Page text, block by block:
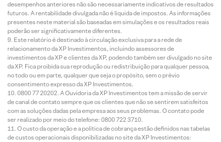
desempenhos anteriores não são necessariamente indicativos de resultados
futuros. A rentabilidade divulgada não é líquida de impostos. As informações
presentes neste material são baseadas em simulações e os resultados reais
poderão ser significativamente diferentes.
Este relatório é destinado à circulação exclusiva para a rede de
relacionamento da XP Investimentos, incluindo assessores de
investimentos da XP e clientes da XP, podendo também ser divulgado no site
da XP. Fica proibida sua reprodução ou redistribuição para qualquer pessoa,
no todo ou em parte, qualquer que seja o propósito, sem o prévio
consentimento expresso da XP Investimentos.
0800 77 20202. A Ouvidoria da XP Investimentos tem a missão de servir
de canal de contato sempre que os clientes que não se sentirem satisfeitos
com as soluções dadas pela empresa aos seus problemas. O contato pode
ser realizado por meio do telefone: 0800 722 3710.
O custo da operação e a política de cobrança estão definidos nas tabelas
de custos operacionais disponibilizadas no site da XP Investimentos: